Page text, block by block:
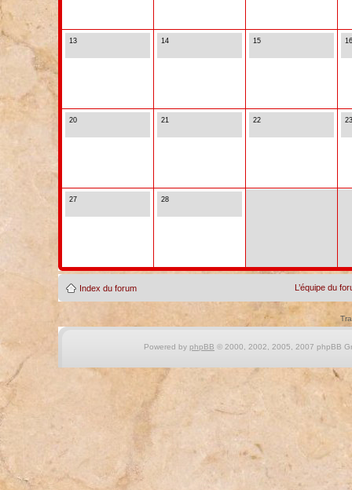
13 14 15 16
20 21 22 23
27 28
Index du forum L’équipe du
Powered by phpBB © 2000, 2002, 2005, 2007 phpBB